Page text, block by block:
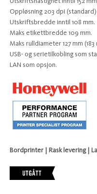
Oppløsning 203 dpi
Utskriftsbredde inntil 108 mm.
Maks etikettbredde 109 mm.
Maks rulldiameter 127 mm
USB- og serietilkobling som
LAN som opsjon.
Bordprinter | Rask levering |